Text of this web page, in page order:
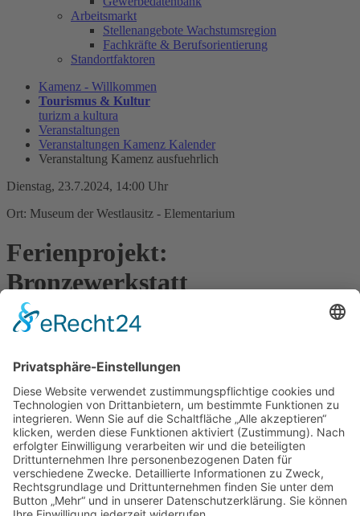
Arbeitsmarkt
Stellenangebote Wachstumsregion
Fachkräfte & Berufsorientierung
Standortfaktoren
Kamenz - Willkommen
Tourismus & Kultur
turizm a kultura
Veranstaltungen
Veranstaltungen Kamenz Kalender
Veranstaltung Kamenz ausfuehrlich
Dienstag, 23.7.2024, 14:00 Uhr
Ort: Museum der Westlausitz - Elementarium
Ferienprojekt:
Bronzewerkstatt
Wagt einen Sprung in die Vergangenheit! Die Erfindung des
Bronzegusses vor über 3.000 Jahren war ein großer Fortschritt für
und erschaffen eigene bronzezeitliche Andenken. Stellt euch eure
gehört zum Ferienprogramm des Museums der Westlausitz. Das
Ferienprogramm ist geeignet für Kinder zwischen 7 und 12 Jahren.
Bitte melden Sie Ihre Kinder für das Ferienprojekt rechtzeitig an -
die Plätze sind begrenzt. Anmeldung unter
https://www.etermin.net/museum_der_westlausitzoder 03578 -
788310.
Zurück